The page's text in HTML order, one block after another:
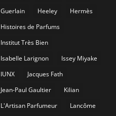
Guerlain
Heeley
Hermès
Histoires de Parfums
Institut Très Bien
Isabelle Larignon
Issey Miyake
IUNX
Jacques Fath
Jean-Paul Gaultier
Kilian
L'Artisan Parfumeur
Lancôme